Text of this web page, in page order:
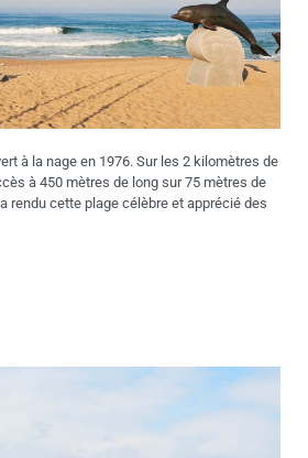
à la nage en 1976. Sur les 2 kilomètres de
à 450 mètres de long sur 75 mètres de
rendu cette plage célèbre et apprécié des